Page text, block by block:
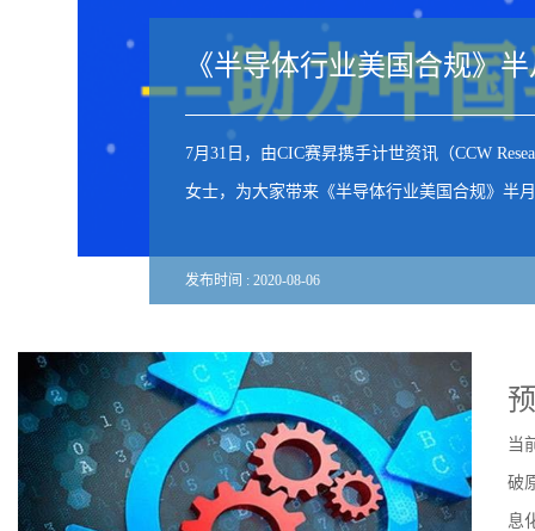
《半导体行业美国合规》
7月31日，由CIC赛昇携手计世资讯（CCW
女士，为大家带来《半导体行业美国合规》半
发布时间 : 2020-08-06
当
破
息